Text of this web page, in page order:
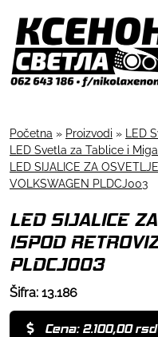
Početna » Proizvodi » LED
LED Svetla za Tablice i
LED SIJALICE ZA
VOLKSWAGEN PLDCJ003
LED SIJALICE
ISPOD
PLDCJ003
Šifra: 13.186
Cena: 2.100,00 rsd